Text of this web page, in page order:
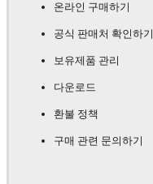
온라인 구매하기
공식 판매처 확인하기
보유제품 관리
다운로드
환불 정책
구매 관련 문의하기